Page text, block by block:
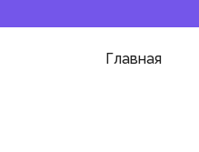
Главная